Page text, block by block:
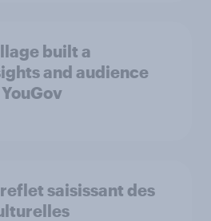
built a
and audience
saisissant des